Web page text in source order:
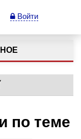
Войти
по теме